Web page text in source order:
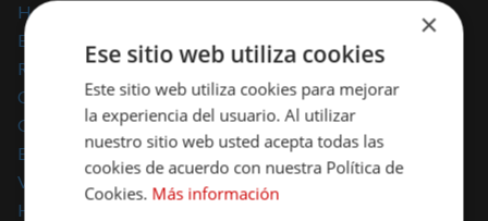
Hoteles con encanto
Escapadas con encanto
Regalar escapadas
Casas Rurales con encanto
Glamping
Escapadas Románticas
Vacaciones Familiares
Hoteles para mascotas
×
Ese sitio web utiliza cookies
Este sitio web utiliza cookies para mejorar
la experiencia del usuario. Al utilizar
nuestro sitio web usted acepta todas las
cookies de acuerdo con nuestra Política de
Cookies. Más información